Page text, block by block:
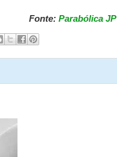
Fonte: Parabólica JP